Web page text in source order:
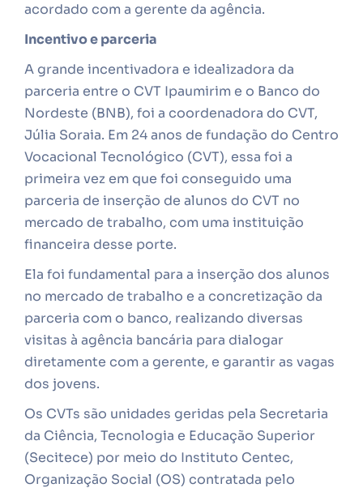
acordado com a gerente da agência.
Incentivo e parceria
A grande incentivadora e idealizadora da
parceria entre o CVT Ipaumirim e o Banco do
Nordeste (BNB), foi a coordenadora do CVT,
Júlia Soraia. Em 24 anos de fundação do Centro
Vocacional Tecnológico (CVT), essa foi a
primeira vez em que foi conseguido uma
parceria de inserção de alunos do CVT no
mercado de trabalho, com uma instituição
financeira desse porte.
Ela foi fundamental para a inserção dos alunos
no mercado de trabalho e a concretização da
parceria com o banco, realizando diversas
visitas à agência bancária para dialogar
diretamente com a gerente, e garantir as vagas
dos jovens.
Os CVTs são unidades geridas pela Secretaria
da Ciência, Tecnologia e Educação Superior
(Secitece) por meio do Instituto Centec,
Organização Social (OS) contratada pelo